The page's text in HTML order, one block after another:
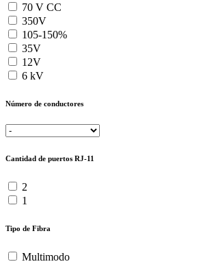
70 V CC
350V
105-150%
35V
12V
6 kV
Número de conductores
Cantidad de puertos RJ-11
2
1
Tipo de Fibra
Multimodo